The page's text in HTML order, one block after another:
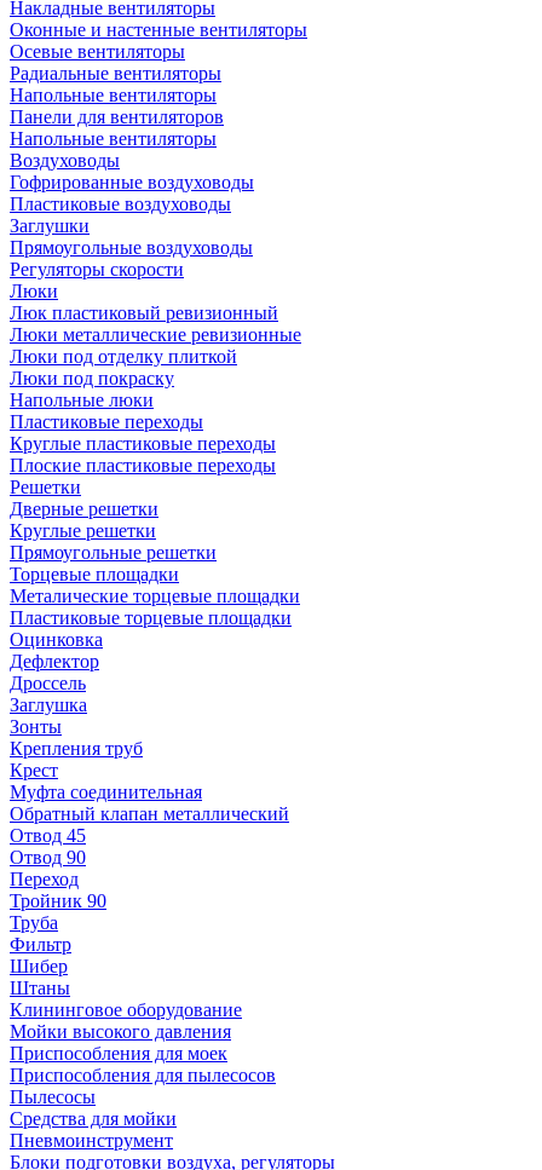
Накладные вентиляторы
Оконные и настенные вентиляторы
Осевые вентиляторы
Радиальные вентиляторы
Напольные вентиляторы
Панели для вентиляторов
Напольные вентиляторы
Воздуховоды
Гофрированные воздуховоды
Пластиковые воздуховоды
Заглушки
Прямоугольные воздуховоды
Регуляторы скорости
Люки
Люк пластиковый ревизионный
Люки металлические ревизионные
Люки под отделку плиткой
Люки под покраску
Напольные люки
Пластиковые переходы
Круглые пластиковые переходы
Плоские пластиковые переходы
Решетки
Дверные решетки
Круглые решетки
Прямоугольные решетки
Торцевые площадки
Металические торцевые площадки
Пластиковые торцевые площадки
Оцинковка
Дефлектор
Дроссель
Заглушка
Зонты
Крепления труб
Крест
Муфта соединительная
Обратный клапан металлический
Отвод 45
Отвод 90
Переход
Тройник 90
Труба
Фильтр
Шибер
Штаны
Клининговое оборудование
Мойки высокого давления
Приспособления для моек
Приспособления для пылесосов
Пылесосы
Средства для мойки
Пневмоинструмент
Блоки подготовки воздуха, регуляторы